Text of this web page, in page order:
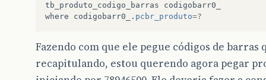
tb_produto_codigo_barras
codigobarr0_
where
codigobarr0_ . pcbr_produto=?
Fazendo com que ele pegue códigos de
recapitulando, estou querendo agora pegar